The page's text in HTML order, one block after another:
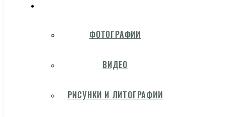
ФОТОГРАФИИ
ВИДЕО
РИСУНКИ И ЛИТОГРАФИИ